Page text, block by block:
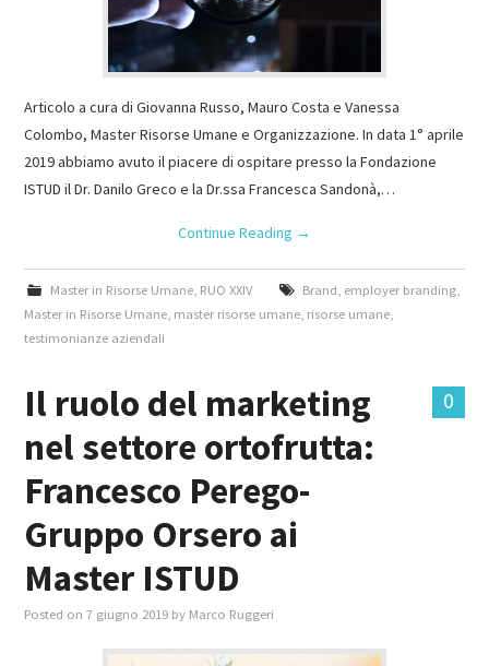
Articolo a cura di Giovanna Russo, Mauro Costa e Vanessa
Colombo, Master Risorse Umane e Organizzazione. In data 1° aprile
2019 abbiamo avuto il piacere di ospitare presso la Fondazione
ISTUD il Dr. Danilo Greco e la Dr.ssa Francesca Sandonà,…
Continue Reading →
Master in Risorse Umane, RUO XXIV Brand employer branding,
Master in Risorse Umane master risorse umane risorse umane
testimonianze aziendali
0
Il ruolo del marketing
nel settore ortofrutta:
Francesco Perego-
Gruppo Orsero ai
Master ISTUD
Posted on7 giugno 2019 by Marco Ruggeri